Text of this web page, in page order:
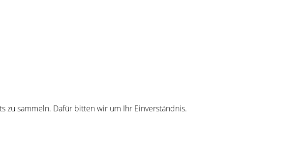
zu sammeln. Dafür bitten wir um Ihr Einverständnis.